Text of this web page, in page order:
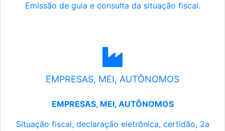
Emissão de guia e consulta da situação fiscal.
EMPRESAS, MEI, AUTÔNOMOS
EMPRESAS, MEI, AUTÔNOMOS
Situação fiscal, declaração eletrônica, certidão, 2a